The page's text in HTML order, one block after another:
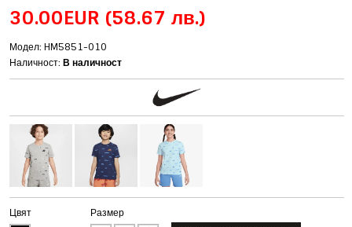
30.00EUR (58.67 лв.)
Модел: HM5851-010
Наличност:В наличност
Цвят Размер